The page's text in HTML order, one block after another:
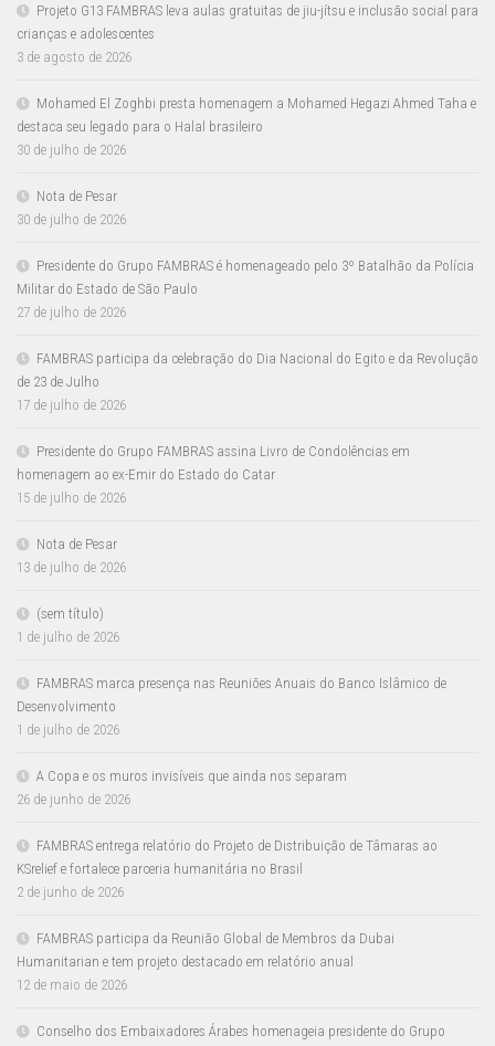
Projeto G13 FAMBRAS leva aulas gratuitas de jiu-jítsu e inclusão social para
crianças e adolescentes
3 de agosto de 2026
Mohamed El Zoghbi presta homenagem a Mohamed Hegazi Ahmed Taha e
destaca seu legado para o Halal brasileiro
30 de julho de 2026
Nota de Pesar
30 de julho de 2026
Presidente do Grupo FAMBRAS é homenageado pelo 3º Batalhão da Polícia
Militar do Estado de São Paulo
27 de julho de 2026
FAMBRAS participa da celebração do Dia Nacional do Egito e da Revolução
de 23 de Julho
17 de julho de 2026
Presidente do Grupo FAMBRAS assina Livro de Condolências em
homenagem ao ex-Emir do Estado do Catar
15 de julho de 2026
Nota de Pesar
13 de julho de 2026
(sem título)
1 de julho de 2026
FAMBRAS marca presença nas Reuniões Anuais do Banco Islâmico de
Desenvolvimento
1 de julho de 2026
A Copa e os muros invisíveis que ainda nos separam
26 de junho de 2026
FAMBRAS entrega relatório do Projeto de Distribuição de Tâmaras ao
KSrelief e fortalece parceria humanitária no Brasil
2 de junho de 2026
FAMBRAS participa da Reunião Global de Membros da Dubai
Humanitarian e tem projeto destacado em relatório anual
12 de maio de 2026
Conselho dos Embaixadores Árabes homenageia presidente do Grupo